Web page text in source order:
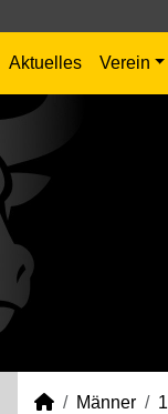
Aktuelles Verein
Männer